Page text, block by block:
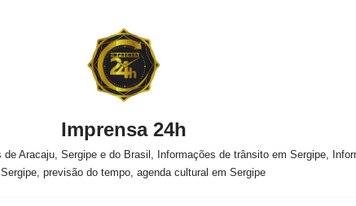
Imprensa 24h
Aracaju, Sergipe e do Brasil, Informações de trânsito em Sergipe,
previsão do tempo, agenda cultural em Sergipe